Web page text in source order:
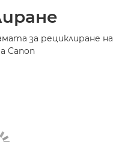
за рециклиране на
Canon